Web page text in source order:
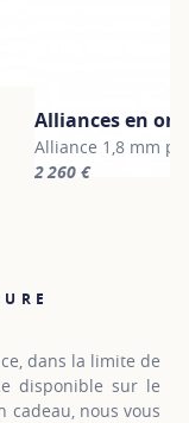
Alliances en or
Alliance 1,8 mm
2 260 €
dans la limite de
disponible sur le
cadeau, nous vous